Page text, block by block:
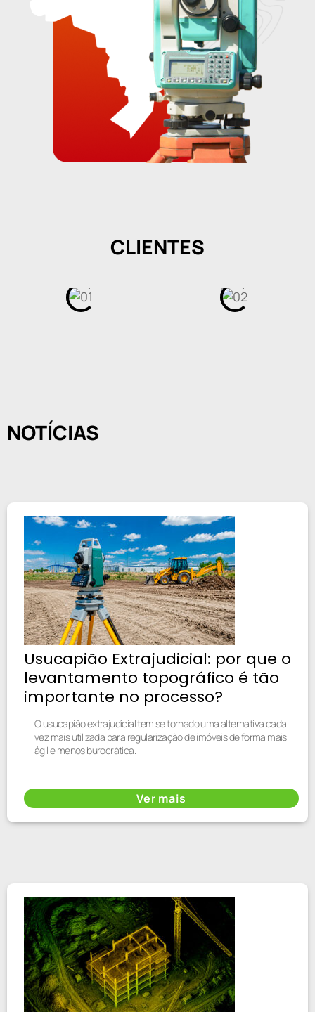
CLIENTES
NOTÍCIAS
Usucapião Extrajudicial: por que o
levantamento topográfico é tão
importante no processo?
O usucapião extrajudicial tem se tornado uma alternativa cada
vez mais utilizada para regularização de imóveis de forma mais
ágil e menos burocrática.
Ver mais